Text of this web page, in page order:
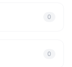
0
0